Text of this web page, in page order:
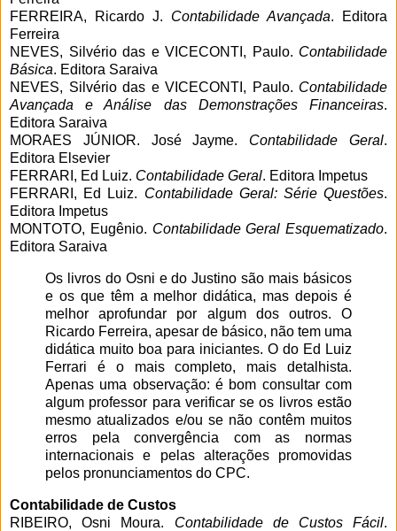
FERREIRA, Ricardo J. Contabilidade Avançada. Editora
Ferreira
NEVES, Silvério das e VICECONTI, Paulo. Contabilidade
Básica. Editora Saraiva
NEVES, Silvério das e VICECONTI, Paulo. Contabilidade
Avançada e Análise das Demonstrações Financeiras.
Editora Saraiva
MORAES JÚNIOR. José Jayme. Contabilidade Geral.
Editora Elsevier
FERRARI, Ed Luiz. Contabilidade Geral. Editora Impetus
FERRARI, Ed Luiz. Contabilidade Geral: Série Questões.
Editora Impetus
MONTOTO, Eugênio. Contabilidade Geral Esquematizado.
Editora Saraiva
Os livros do Osni e do Justino são mais básicos
e os que têm a melhor didática, mas depois é
melhor aprofundar por algum dos outros. O
Ricardo Ferreira, apesar de básico, não tem uma
didática muito boa para iniciantes. O do Ed Luiz
Ferrari é o mais completo, mais detalhista.
Apenas uma observação: é bom consultar com
algum professor para verificar se os livros estão
mesmo atualizados e/ou se não contêm muitos
erros pela convergência com as normas
internacionais e pelas alterações promovidas
pelos pronunciamentos do CPC.
Contabilidade de Custos
RIBEIRO, Osni Moura. Contabilidade de CustosFácil.